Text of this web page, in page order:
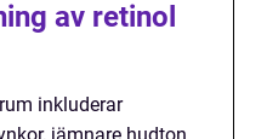
av retinol
inkluderar